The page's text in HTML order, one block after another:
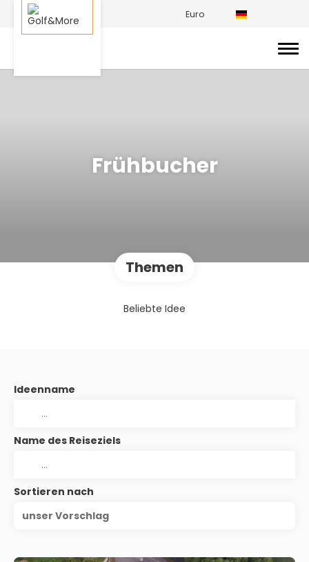
Euro
Frühbucher
Themen
Beliebte Idee
Ideenname
Name des Reiseziels
Sortieren nach
unser Vorschlag